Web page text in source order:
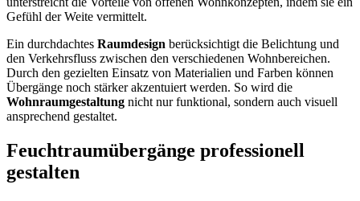
Gefühl der Weite vermittelt.
Ein durchdachtes Raumdesign berücksichtigt die Belichtung und
den Verkehrsfluss zwischen den verschiedenen Wohnbereichen.
Durch den gezielten Einsatz von Materialien und Farben können
Übergänge noch stärker akzentuiert werden. So wird die
Wohnraumgestaltung nicht nur funktional, sondern auch visuell
ansprechend gestaltet.
Feuchtraumübergänge professionell
gestalten